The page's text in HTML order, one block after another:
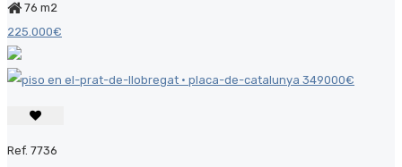
76 m2
225.000€
Ref. 7736